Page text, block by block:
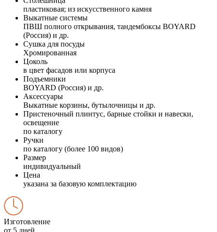
пластиковая; из искусственного камня
Выкатные системы
ПВШ полного открывания, тандембоксы BOYARD
(Россия) и др.
Сушка для посуды
Хромированная
Цоколь
в цвет фасадов или корпуса
Подъемники
BOYARD (Россия) и др.
Аксессуары
Выкатные корзины, бутылочницы и др.
Пристеночный плинтус, барные стойки и навески,
освещение
по каталогу
Ручки
по каталогу (более 100 видов)
Размер
индивидуальный
Цена
указана за базовую комплектацию
Изготовление
от 5 дней